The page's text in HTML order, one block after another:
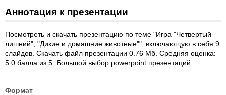
Аннотация к презентации
Посмотреть и скачать презентацию по теме "Игра "Четвертый
лишний", "Дикие и домашние животные"", включающую в себя 9
слайдов. Скачать файл презентации 0.76 Мб. Средняя оценка:
5.0 балла из 5. Большой выбор powerpoint презентаций
Формат